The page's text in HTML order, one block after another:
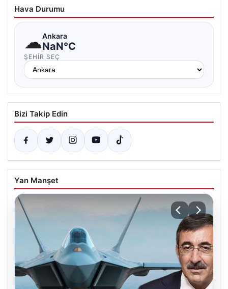
Hava Durumu
☁Ankara
NaN°C
ŞEHIR SEÇ
Bizi Takip Edin
Yan Manşet